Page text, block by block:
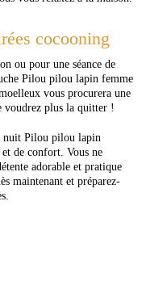
cocooning
ou pour une séance de
Pilou pilou lapin femme
vous procurera une
voudrez plus la quitter !
nuit Pilou pilou lapin
de confort. Vous ne
adorable et pratique
maintenant et préparez-